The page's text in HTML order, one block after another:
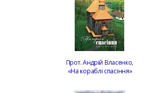
Прот. Андрій Власенко,
«На кораблі спасіння»